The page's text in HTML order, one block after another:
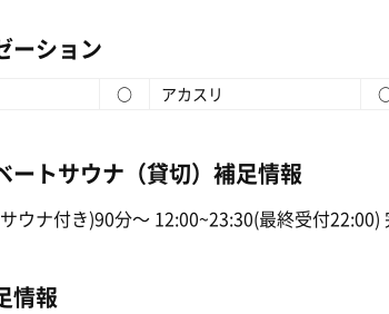
ーション
○ アカスリ
ートサウナ（貸切）補足情報
ウナ付き)90分〜 12:00~23:30(最終受付
情報